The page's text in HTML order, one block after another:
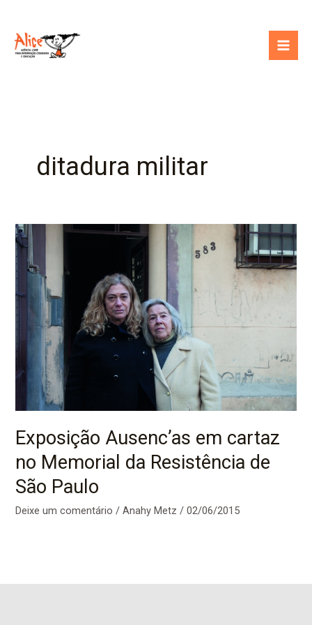
conteúdo
ditadura militar
Exposição Ausenc’as em cartaz
no Memorial da Resistência de
São Paulo
Deixe um comentário /Anahy Metz/02/06/2015